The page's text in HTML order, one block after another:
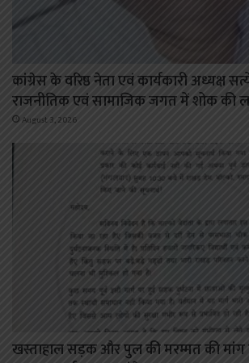
कांग्रेस के वरिष्ठ नेता एवं कार्यकारी अध्यक्ष
राजनीतिक एवं सामाजिक जगत में शोक की
August 3, 2026
खस्ताहाल सड़क और पुल की मरम्मत की